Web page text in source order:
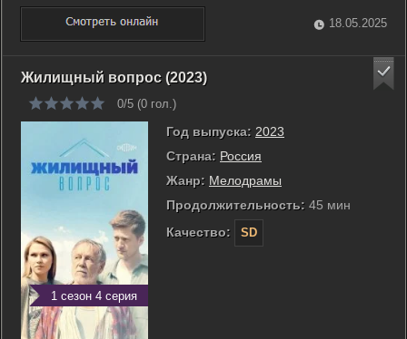
Рите, но и их брак нельзя назвать идеальным: все эти годы
Рита как данность принимала многочисленные измены
мужа, оправдывая это невозможностью ...
18.05.2025
Жилищный вопрос (2023)
0/5 (0 гол.)
1 сезон 4 серия
Год выпуска: 2023
Страна: Россия
Жанр: Мелодрамы
Продолжительность: 45 мин
Качество:
SD